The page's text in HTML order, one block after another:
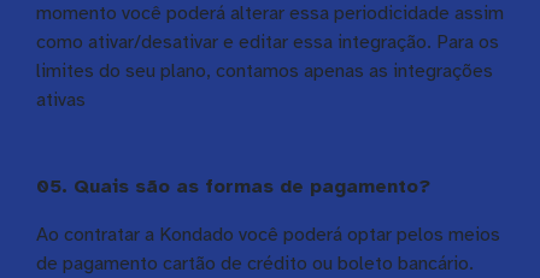
momento você poderá alterar essa periodicidade assim
como ativar/desativar e editar essa integração. Para os
limites do seu plano, contamos apenas as integrações
ativas
05. Quais são as formas de pagamento?
Ao contratar a Kondado você poderá optar pelos meios
de pagamento cartão de crédito ou boleto bancário.